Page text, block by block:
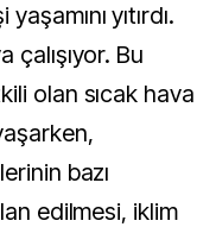
yıtırdı.
Bu
olan sıcak hava
bazı
edilmesi, iklim